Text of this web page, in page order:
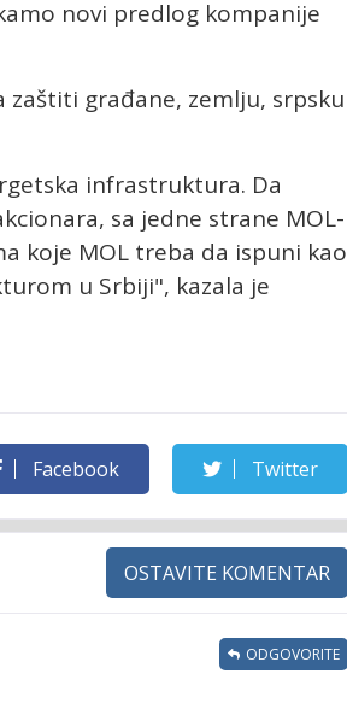
novi predlog kompanije
građane, zemlju, srpsku
infrastruktura. Da
sa jedne strane MOL-
koje MOL treba da ispuni kao
u Srbiji", kazala je
Facebook Twitter
OSTAVITE KOMENTAR
ODGOVORITE